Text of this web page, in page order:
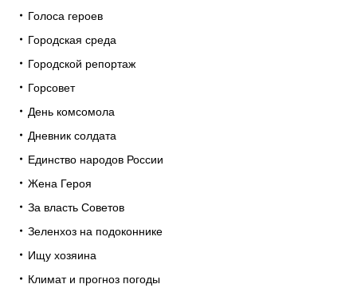
Голоса героев
Городская среда
Городской репортаж
Горсовет
День комсомола
Дневник солдата
Единство народов России
Жена Героя
За власть Советов
Зеленхоз на подоконнике
Ищу хозяина
Климат и прогноз погоды